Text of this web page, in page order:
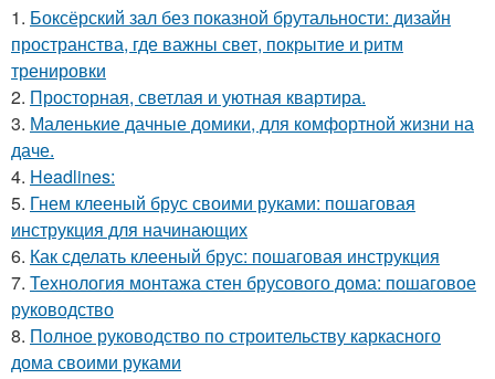
1. Боксёрский зал без показной брутальности: дизайн
пространства, где важны свет, покрытие и ритм
тренировки
2. Просторная, светлая и уютная квартира.
3. Маленькие дачные домики, для комфортной жизни на
даче.
4. Headlines:
5. Гнем клееный брус своими руками: пошаговая
инструкция для начинающих
6. Как сделать клееный брус: пошаговая инструкция
7. Технология монтажа стен брусового дома: пошаговое
руководство
8. Полное руководство по строительству каркасного
дома своими руками